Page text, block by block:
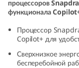
e
N
e
процессоров
функционала
Процессор
Copilot+ для
Сверхнизкое
бесперебойной